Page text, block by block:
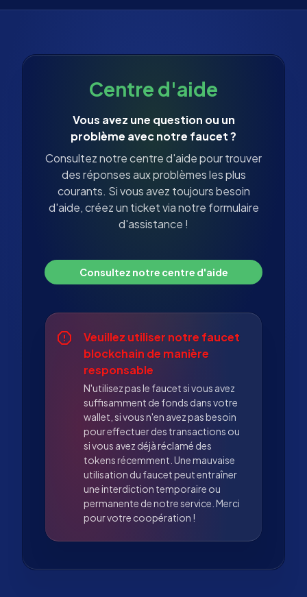
Centre d'aide
Vous avez une question ou un
problème avec notre faucet ?
Consultez notre centre d'aide pour trouver
des réponses aux problèmes les plus
courants. Si vous avez toujours besoin
d'aide, créez un ticket via notre formulaire
d'assistance !
Consultez notre centre d'aide
Veuillez utiliser notre faucet
blockchain de manière
responsable
N'utilisez pas le faucet si vous avez
suffisamment de fonds dans votre
wallet, si vous n'en avez pas besoin
pour effectuer des transactions ou
si vous avez déjà réclamé des
tokens récemment. Une mauvaise
utilisation du faucet peut entraîner
une interdiction temporaire ou
permanente de notre service. Merci
pour votre coopération !